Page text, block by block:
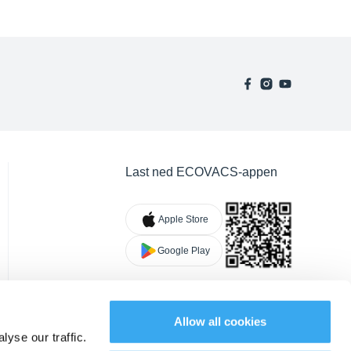
our traffic.
Allow all cookies
Last ned ECOVACS-appen
Apple Store
Google Play